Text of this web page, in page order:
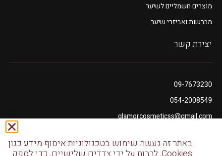
מוצרים חשמליים לשיער
מברשות ואביזרי שיער
יצירת קשר
09-7673230
054-2008549
glamorcosmeticss@gmail.com
דודו דותן 10, נתניהבאתר זה נעשה שימוש בטכנולוגיות איסוף מידע כגון